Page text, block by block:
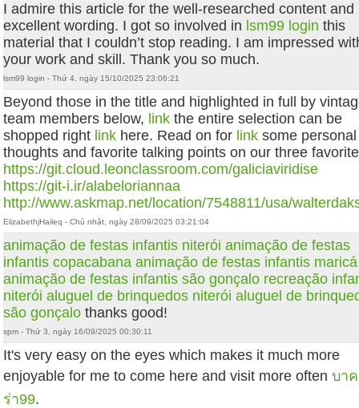
I admire this article for the well-researched content and
excellent wording. I got so involved in lsm99 login this
material that I couldn’t stop reading. I am impressed
your work and skill. Thank you so much.
lsm99 login - Thứ 4, ngày 15/10/2025 23:06:21
Beyond those in the title and highlighted in full by
team members below, link the entire selection can be
shopped right link here. Read on for link some personal
thoughts and favorite talking points on our three
https://git.cloud.leonclassroom.com/galiciaviridise
https://git-i.ir/alabeloriannaa
http://www.askmap.net/location/7548811/usa/
ElizabethjHaileq - Chủ nhật, ngày 28/09/2025 03:21:04
animação de festas infantis niterói animação de festas
infantis copacabana animação de festas infantis maricá
animação de festas infantis são gonçalo recreação
niterói aluguel de brinquedos niterói aluguel de
são gonçalo thanks good!
spm - Thứ 3, ngày 16/09/2025 00:30:11
It's very easy on the eyes which makes it much more
enjoyable for me to come here and visit more oftenบา
ร่า99.